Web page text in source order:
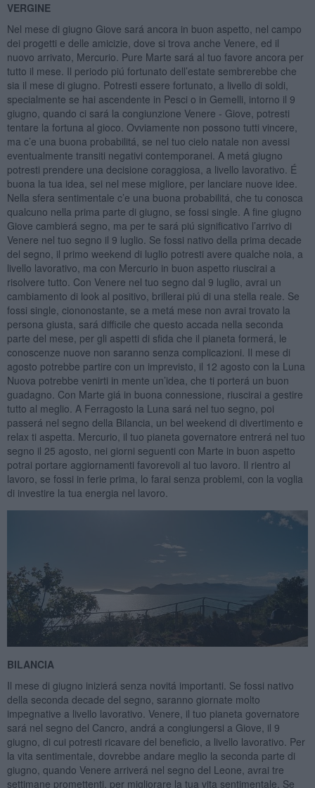
VERGINE
Nel mese di giugno Giove sará ancora in buon aspetto, nel campo
dei progetti e delle amicizie, dove si trova anche Venere, ed il
nuovo arrivato, Mercurio. Pure Marte sará al tuo favore ancora per
tutto il mese. Il periodo piú fortunato dell’estate sembrerebbe che
sia il mese di giugno. Potresti essere fortunato, a livello di soldi,
specialmente se hai ascendente in Pesci o in Gemelli, intorno il 9
giugno, quando ci sará la congiunzione Venere - Giove, potresti
tentare la fortuna al gioco. Ovviamente non possono tutti vincere,
ma c’e una buona probabilitá, se nel tuo cielo natale non avessi
eventualmente transiti negativi contemporanei. A metá giugno
potresti prendere una decisione coraggiosa, a livello lavorativo. É
buona la tua idea, sei nel mese migliore, per lanciare nuove idee.
Nella sfera sentimentale c’e una buona probabilitá, che tu conosca
qualcuno nella prima parte di giugno, se fossi single. A fine giugno
Giove cambierá segno, ma per te sará piú significativo l’arrivo di
Venere nel tuo segno il 9 luglio. Se fossi nativo della prima decade
del segno, il primo weekend di luglio potresti avere qualche noia, a
livello lavorativo, ma con Mercurio in buon aspetto riuscirai a
risolvere tutto. Con Venere nel tuo segno dal 9 luglio, avrai un
cambiamento di look al positivo, brillerai piú di una stella reale. Se
fossi single, ciononostante, se a metá mese non avrai trovato la
persona giusta, sará difficile che questo accada nella seconda
parte del mese, per gli aspetti di sfida che il pianeta formerá, le
conoscenze nuove non saranno senza complicazioni. Il mese di
agosto potrebbe partire con un imprevisto, il 12 agosto con la Luna
Nuova potrebbe venirti in mente un’idea, che ti porterá un buon
guadagno. Con Marte giá in buona connessione, riuscirai a gestire
tutto al meglio. A Ferragosto la Luna sará nel tuo segno, poi
passerá nel segno della Bilancia, un bel weekend di divertimento e
relax ti aspetta. Mercurio, il tuo pianeta governatore entrerá nel tuo
segno il 25 agosto, nei giorni seguenti con Marte in buon aspetto
potrai portare aggiornamenti favorevoli al tuo lavoro. Il rientro al
lavoro, se fossi in ferie prima, lo farai senza problemi, con la voglia
di investire la tua energia nel lavoro.
BILANCIA
Il mese di giugno inizierá senza novitá importanti. Se fossi nativo
della seconda decade del segno, saranno giornate molto
impegnative a livello lavorativo. Venere, il tuo pianeta governatore
sará nel segno del Cancro, andrá a congiungersi a Giove, il 9
giugno, di cui potresti ricavare del beneficio, a livello lavorativo. Per
la vita sentimentale, dovrebbe andare meglio la seconda parte di
giugno, quando Venere arriverá nel segno del Leone, avrai tre
settimane promettenti, per migliorare la tua vita sentimentale. Se